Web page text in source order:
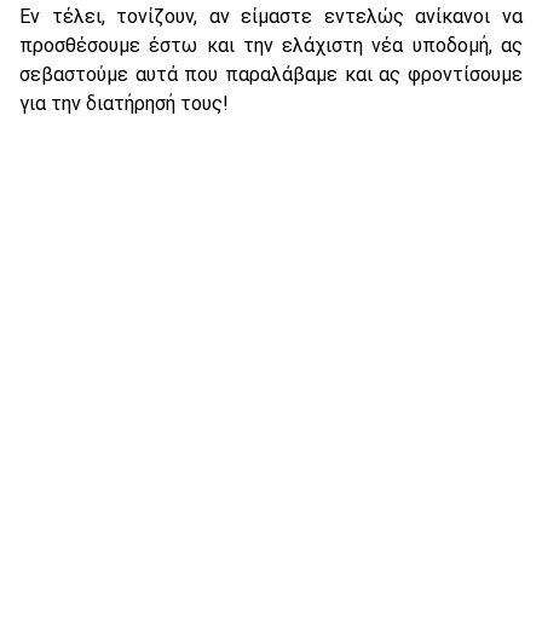
Εν τέλει, τονίζουν, αν είμαστε εντελώς ανίκανοι να
προσθέσουμε έστω και την ελάχιστη νέα υποδομή, ας
σεβαστούμε αυτά που παραλάβαμε και ας φροντίσουμε
για την διατήρησή τους!